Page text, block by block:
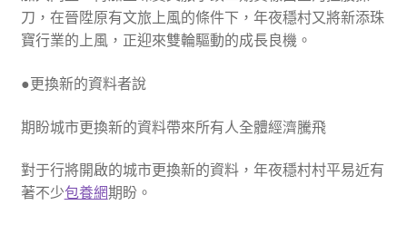
刀，在晉陞原有文旅上風的條件下，年夜穩村又將新添珠
寶行業的上風，正迎來雙輪驅動的成長良機。
●更換新的資料者說
期盼城市更換新的資料帶來所有人全體經濟騰飛
對于行將開啟的城市更換新的資料，年夜穩村村平易近有
著不少包養網期盼。